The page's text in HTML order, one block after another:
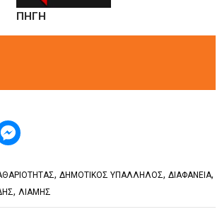
ΠΗΓΗ
,ΔΗΜΟΤΙΚΟΣ ΥΠΑΛΛΗΛΟΣ,ΔΙΑΦΑΝΕΙΑ,
,ΛΙΑΜΗΣ